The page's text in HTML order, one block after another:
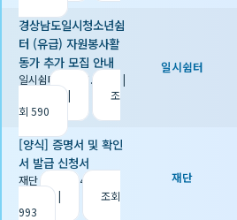
경상남도일시청소년쉼
터 (유급) 자원봉사활
동가 추가 모집 안내
일시쉼터 2026.06.12
|
|
조
회 590
일시쉼터
[양식] 증명서 및 확인
서 발급 신청서
재단| 2026.04.15
|
조회
993
재단